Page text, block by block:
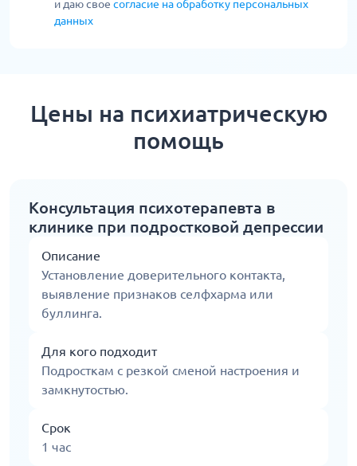
и даю свое согласие на обработку персональных
данных
Цены на психиатрическую
помощь
Консультация психотерапевта в
клинике при подростковой депрессии
Описание
Установление доверительного контакта,
выявление признаков селфхарма или
буллинга.
Для кого подходит
Подросткам с резкой сменой настроения и
замкнутостью.
Срок
1 час